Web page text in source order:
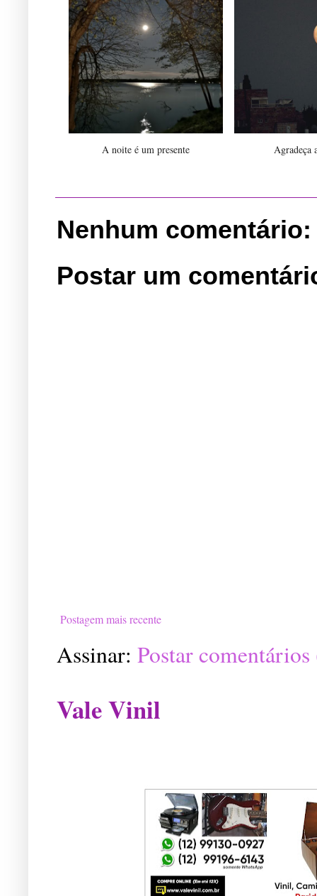
A noite é um presente Agradeça
Nenhum comentário:
Postar um
Postagem mais recente
Assinar: Postar
Vale Vinil